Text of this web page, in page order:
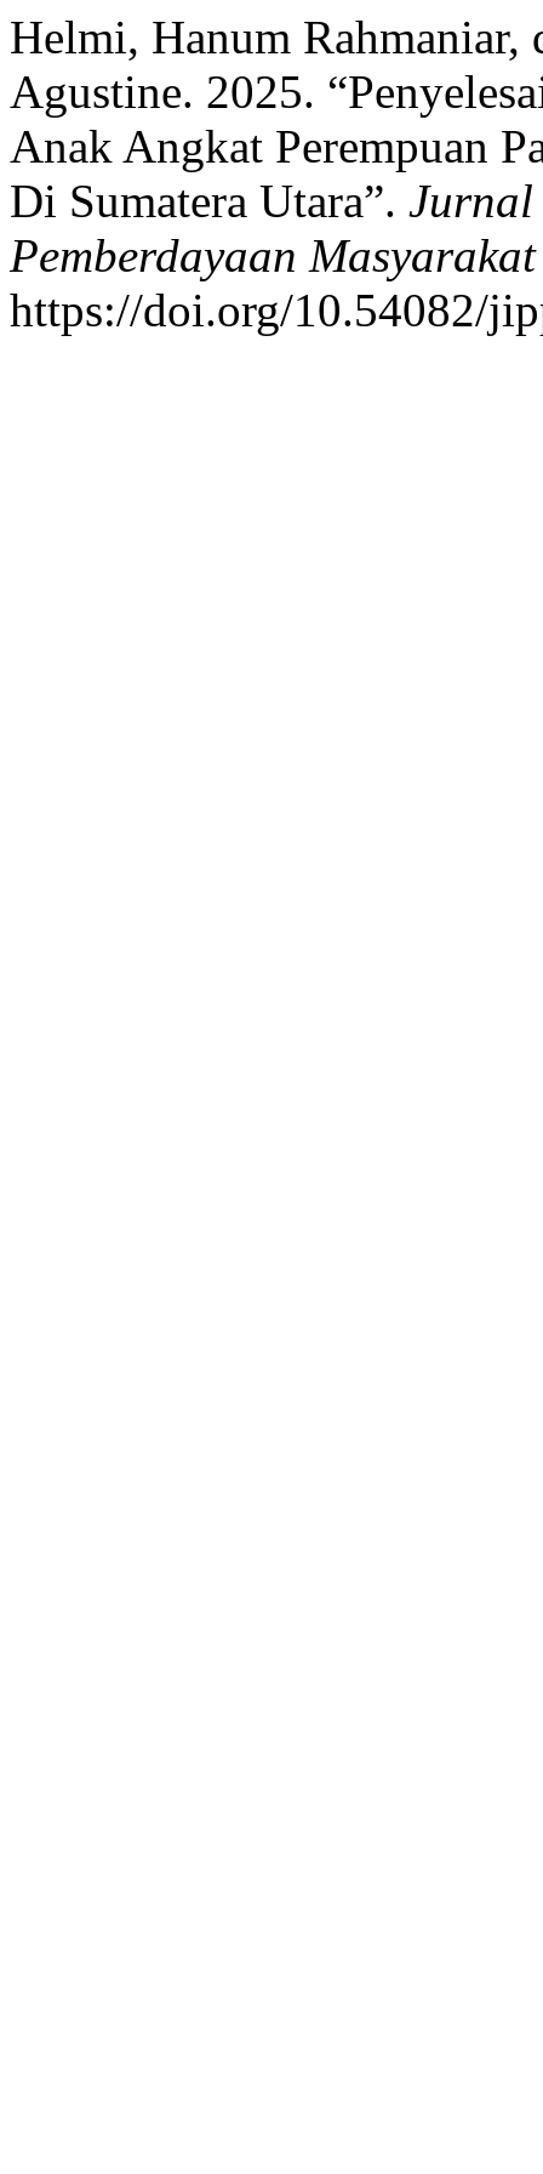
Helmi, Hanum Rahmaniar,
Agustine. 2025.
Anak Angkat Perempuan
Di Sumatera Utara”. Jurnal
Pemberdayaan Masyarakat
https://doi.org/10.54082/